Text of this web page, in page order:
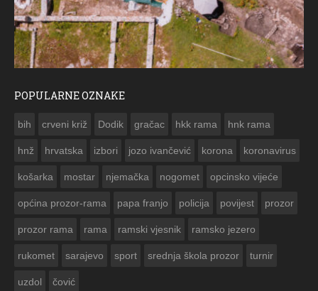
POPULARNE OZNAKE
bih crveni križ Dodik gračac hkk rama hnk rama
hnž hrvatska izbori jozo ivančević korona koronavirus
košarka mostar njemačka nogomet opcinsko vijeće
općina prozor-rama papa franjo policija povijest prozor
prozor rama rama ramski vjesnik ramsko jezero
rukomet sarajevo sport srednja škola prozor turnir
uzdol čović